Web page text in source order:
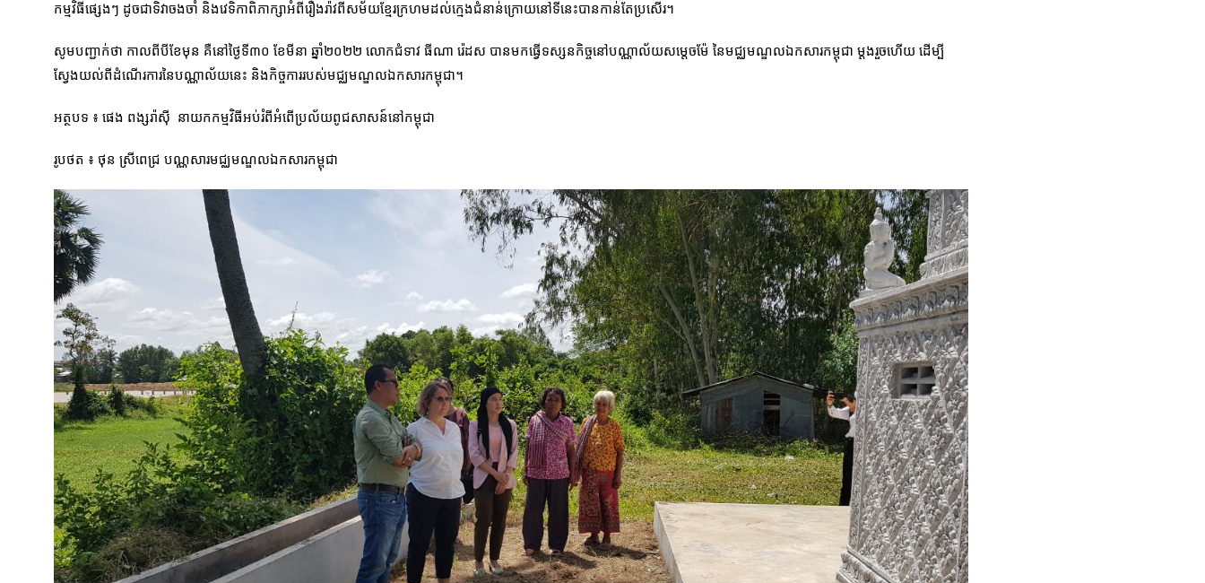
កម្មវិធីផ្សេងៗ ដូចជាទិវាចងចាំ និងវេទិកាពិភាក្សាអំពីរឿងរ៉ាវពីសម័យខ្មែរក្រហមដល់ក្មេងជំនាន់ក្រោយនៅទីនេះបានកាន់តែប្រសើរ។
សូមបញ្ជាក់ថា កាលពីបីខែមុន គឺនៅថ្ងៃទី៣០ ខែមីនា ឆ្នាំ២០២២ លោកជំទាវ ធីណា រ៉េដស បានមកធ្វើទស្សនកិច្ចនៅបណ្ណាល័យសម្តេចម៉ែ នៃមជ្ឈមណ្ឌលឯកសារកម្ពុជា ម្តងរួចហើយ​ ដើម្បី
ស្វែងយល់ពីដំណើរការនៃបណ្ណាល័យនេះ និងកិច្ចការរបស់មជ្ឈមណ្ឌលឯកសារកម្ពុជា។
អត្ថបទ ៖ ផេង ពង្សរ៉ាស៊ី នាយកកម្មវិធីអប់រំពីអំពើប្រល័យពូជសាសន៍នៅកម្ពុជា
រូបថត ៖ ថុន ស្រីពេជ្រ បណ្ណសារមជ្ឈមណ្ឌលឯកសារកម្ពុជា